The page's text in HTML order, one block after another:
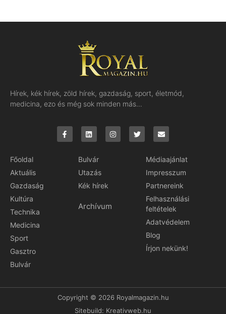
Hírek, kék hírek, zöld hírek, gazdaság, sport, életmód,
medicina, ezo és még sok minden más…
Főoldal
Aktuális
Gazdaság
Kultúra
Technika
Medicina
Sport
Gasztro
Bulvár
Bulvár
Utazás
Kék hírek
Archívum
Médiaajánlat
Impresszum
Partnereink
Felhasználási
feltételek
Adatvédelem
Blog
Írjon nekünk!
Copyright © 2026 Royalmagazin.hu
Sitebuild: Kreativweb.hu